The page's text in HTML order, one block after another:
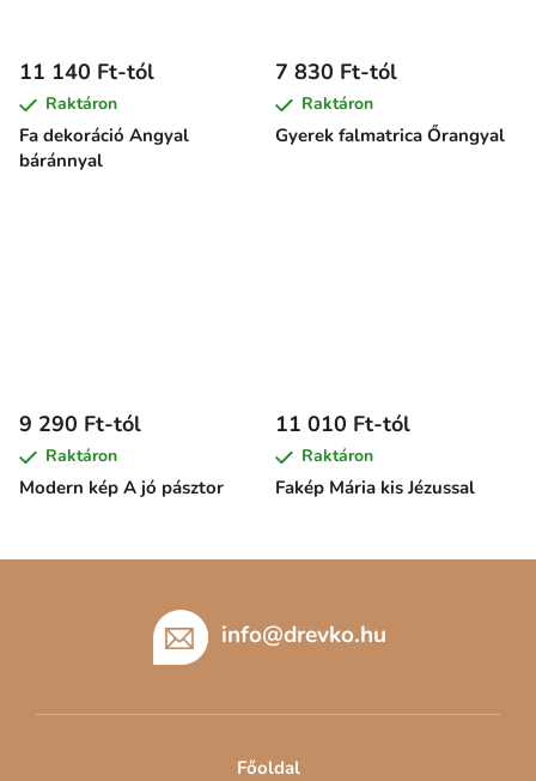
Fa dekoráció Angyal
báránnyal
11 140 Ft-tól
Raktáron
Gyerek falmatrica Őrangyal
7 830 Ft-tól
Raktáron
Modern kép A jó pásztor
9 290 Ft-tól
Raktáron
Fakép Mária kis Jézussal
11 010 Ft-tól
Raktáron
info@drevko.hu
Főoldal